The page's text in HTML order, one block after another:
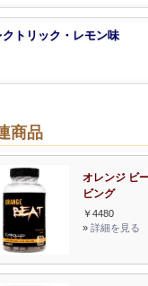
クトリック・レモン味
商品
オレンジ ビ
ビング
￥4480
» 詳細を見る